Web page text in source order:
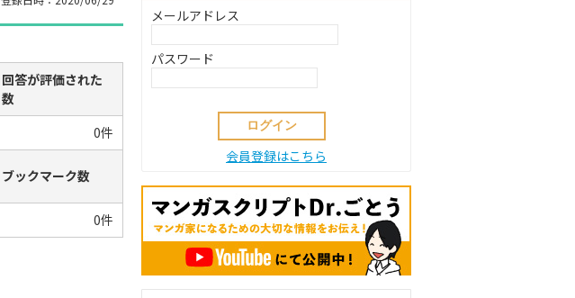
回答が評価された
数
0件
ブックマーク数
0件
メールアドレス
パスワード
会員登録はこちら